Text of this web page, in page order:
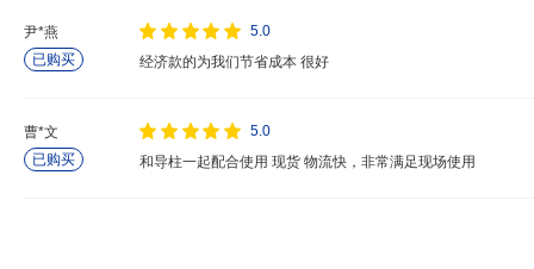
尹*燕
已购买
5.0
经济款的为我们节省成本 很好
曹*文
已购买
5.0
和导柱一起配合使用 现货 物流快，非常满足现场使用